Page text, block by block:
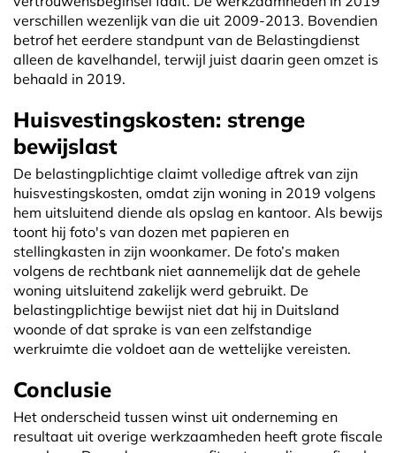
verschillen wezenlijk van die uit 2009-2013. Bovendien
betrof het eerdere standpunt van de Belastingdienst
alleen de kavelhandel, terwijl juist daarin geen omzet is
behaald in 2019.
Huisvestingskosten: strenge
bewijslast
De belastingplichtige claimt volledige aftrek van zijn
huisvestingskosten, omdat zijn woning in 2019 volgens
hem uitsluitend diende als opslag en kantoor. Als bewijs
toont hij foto's van dozen met papieren en
stellingkasten in zijn woonkamer. De foto’s maken
volgens de rechtbank niet aannemelijk dat de gehele
woning uitsluitend zakelijk werd gebruikt. De
belastingplichtige bewijst niet dat hij in Duitsland
woonde of dat sprake is van een zelfstandige
werkruimte die voldoet aan de wettelijke vereisten.
Conclusie
Het onderscheid tussen winst uit onderneming en
resultaat uit overige werkzaamheden heeft grote fiscale